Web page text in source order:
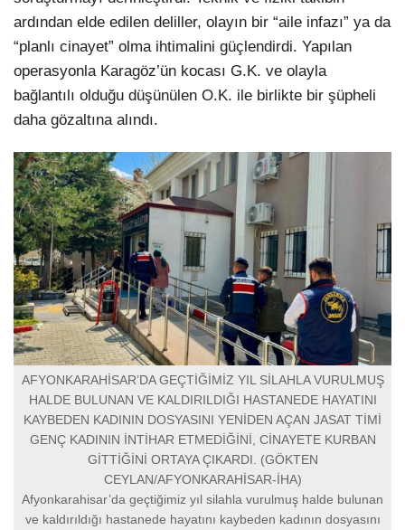
ardından elde edilen deliller, olayın bir “aile infazı” ya da
“planlı cinayet” olma ihtimalini güçlendirdi. Yapılan
operasyonla Karagöz’ün kocası G.K. ve olayla
bağlantılı olduğu düşünülen O.K. ile birlikte bir şüpheli
daha gözaltına alındı.
AFYONKARAHİSAR’DA GEÇTİĞİMİZ YIL SİLAHLA VURULMUŞ
HALDE BULUNAN VE KALDIRILDIĞI HASTANEDE HAYATINI
KAYBEDEN KADININ DOSYASINI YENİDEN AÇAN JASAT TİMİ
GENÇ KADININ İNTİHAR ETMEDİĞİNİ, CİNAYETE KURBAN
GİTTİĞİNİ ORTAYA ÇIKARDI. (GÖKTEN
CEYLAN/AFYONKARAHİSAR-İHA)
Afyonkarahisar’da geçtiğimiz yıl silahla vurulmuş halde bulunan
ve kaldırıldığı hastanede hayatını kaybeden kadının dosyasını